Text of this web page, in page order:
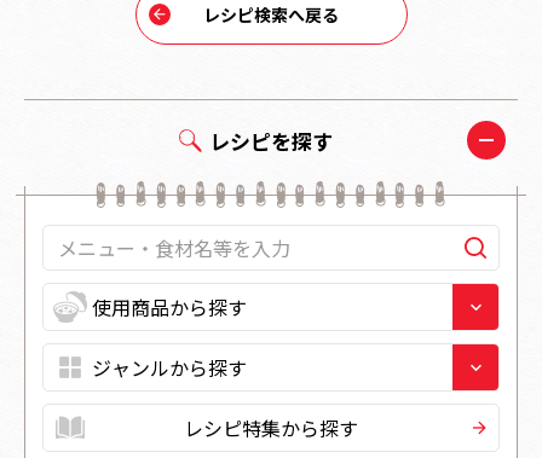
レシピを探す
レシピ特集から探す
レシピ検索へ戻る